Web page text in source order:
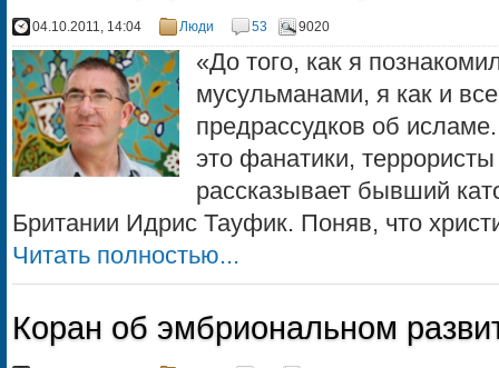
04.10.2011, 14:04 Люди 53 9020
«До того, как я
мусульманами, я как и
предрассудков об
это фанатики,
рассказывает бывший
Британии Идрис Тауфик. Поняв, что
Читать полностью...
Коран об эмбриональном